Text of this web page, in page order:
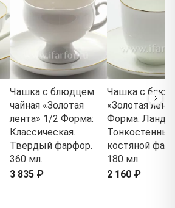
Чашка с блюдцем
чайная «Золотая
лента» 1/2 Форма:
Классическая.
Твердый фарфор.
360 мл.
3 835 ₽
Чашка с
«Золотая
Форма:
Тонкостенный
костяной
180 мл.
2 160 ₽